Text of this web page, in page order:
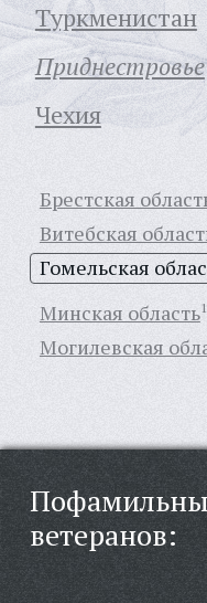
Туркменистан
Приднестровье
Чехия
Брестская
Витебская
Гомельская
Минская область
Могилевская
ветеранов: